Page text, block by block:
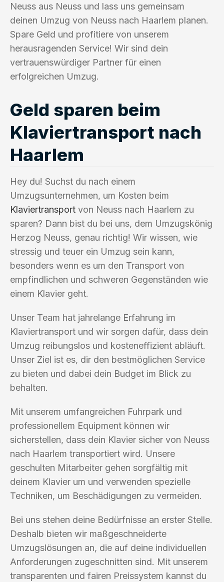
Neuss aus Neuss und lass uns gemeinsam
deinen Umzug von Neuss nach Haarlem planen.
Spare Geld und profitiere von unserem
herausragenden Service! Wir sind dein
vertrauenswürdiger Partner für einen
erfolgreichen Umzug.
Geld sparen beim
Klaviertransport nach
Haarlem
Hey du! Suchst du nach einem
Umzugsunternehmen, um Kosten beim
Klaviertransport von Neuss nach Haarlem zu
sparen? Dann bist du bei uns, dem Umzugskönig
Herzog Neuss, genau richtig! Wir wissen, wie
stressig und teuer ein Umzug sein kann,
besonders wenn es um den Transport von
empfindlichen und schweren Gegenständen wie
einem Klavier geht.
Unser Team hat jahrelange Erfahrung im
Klaviertransport und wir sorgen dafür, dass dein
Umzug reibungslos und kosteneffizient abläuft.
Unser Ziel ist es, dir den bestmöglichen Service
zu bieten und dabei dein Budget im Blick zu
behalten.
Mit unserem umfangreichen Fuhrpark und
professionellem Equipment können wir
sicherstellen, dass dein Klavier sicher von Neuss
nach Haarlem transportiert wird. Unsere
geschulten Mitarbeiter gehen sorgfältig mit
deinem Klavier um und verwenden spezielle
Techniken, um Beschädigungen zu vermeiden.
Bei uns stehen deine Bedürfnisse an erster Stelle.
Deshalb bieten wir maßgeschneiderte
Umzugslösungen an, die auf deine individuellen
Anforderungen zugeschnitten sind. Mit unserem
transparenten und fairen Preissystem kannst du